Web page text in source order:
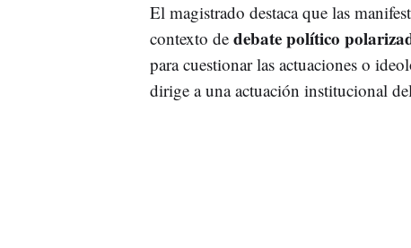
El magistrado destaca que las
contexto de debate político
para cuestionar las actuaciones o
dirige a una actuación institucional